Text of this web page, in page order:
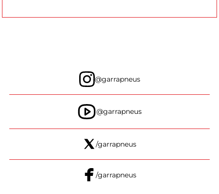
@garrapneus
@garrapneus
/garrapneus
/garrapneus